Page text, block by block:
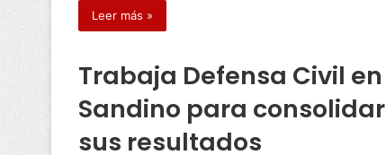
Leer más »
Trabaja Defensa Civil en
Sandino para consolidar
sus resultados